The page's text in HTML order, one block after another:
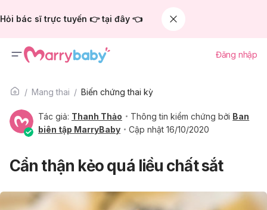
Hỏi bác sĩ trực tuyến 👉 tại đây 👈
Đăng nhập
Mang thai Biến chứng thai kỳ
Tác giả: Thanh Thảo Thông tin kiểm chứng bởi Ban
biên tập MarryBaby
Cập nhật 16/10/2020
Cẩn thận kẻo quá liều chất sắt